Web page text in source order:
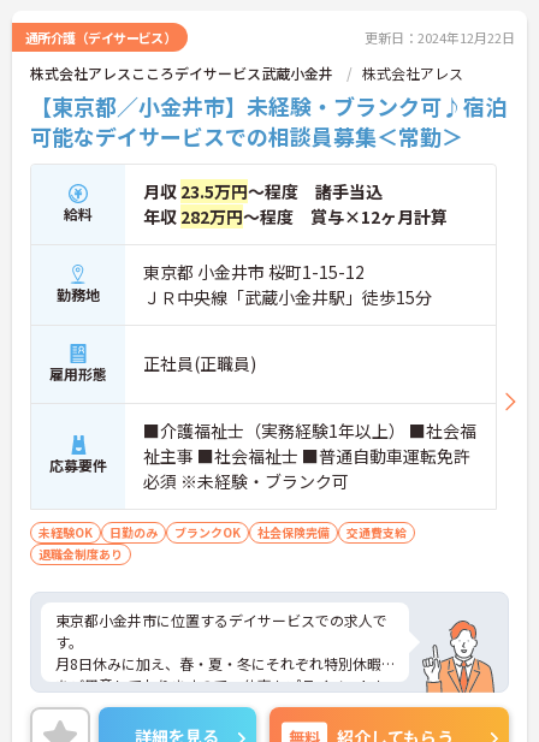
通所介護（デイサービス） 更新日：2024年12月22日
株式会社アレスこころデイサービス武蔵小金井 株式会社アレス
【東京都／小金井市】未経験・ブランク可♪宿泊
可能なデイサービスでの相談員募集＜常勤＞
給料
月収 23.5万円～程度 諸手当込
年収 282万円～程度 賞与×12ヶ月計算
勤務地
東京都 小金井市 桜町1-15-12
ＪＲ中央線「武蔵小金井駅」徒歩15分
雇用形態 正社員(正職員)
応募要件
■介護福祉士（実務経験1年以上） ■社会福
祉主事 ■社会福祉士 ■普通自動車運転免許
必須 ※未経験・ブランク可
未経験OK 日勤のみ ブランクOK 社会保険完備
交通費支給
退職金制度あり
東京都小金井市に位置するデイサービスでの求人で
す。
月8日休みに加え、春・夏・冬にそれぞれ特別休暇
をご用意しておりますので、仕事もプライベートも
充実した日々を送れます！
未経験やブランクがある方も安心してご就業してい
詳細を見る 無料